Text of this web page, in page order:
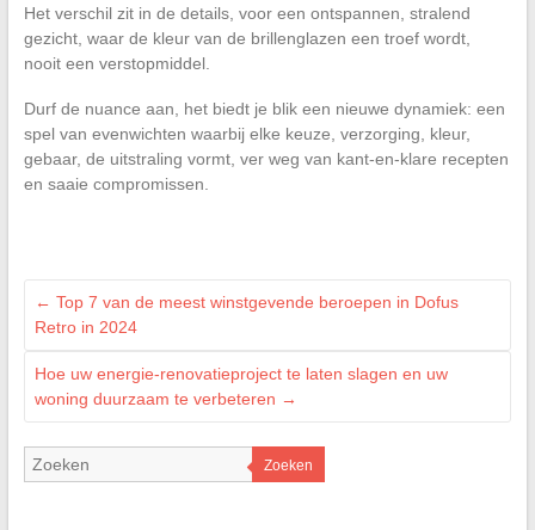
Het verschil zit in de details, voor een ontspannen, stralend
gezicht, waar de kleur van de brillenglazen een troef wordt,
nooit een verstopmiddel.
Durf de nuance aan, het biedt je blik een nieuwe dynamiek: een
spel van evenwichten waarbij elke keuze, verzorging, kleur,
gebaar, de uitstraling vormt, ver weg van kant-en-klare recepten
en saaie compromissen.
← Top 7 van de meest winstgevende beroepen in Dofus
Retro in 2024
Hoe uw energie-renovatieproject te laten slagen en uw
woning duurzaam te verbeteren →
Zoeken